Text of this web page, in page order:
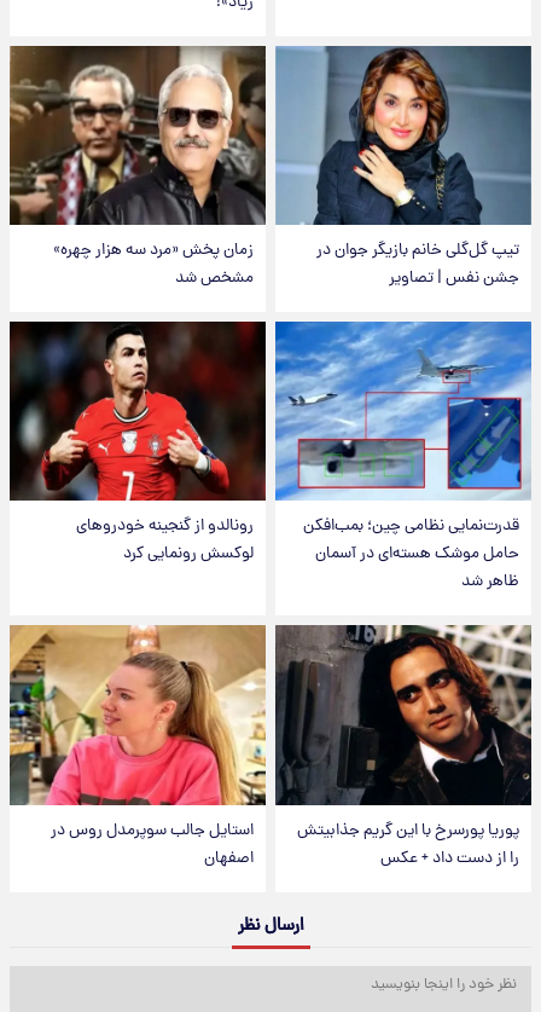
تیپ گل‌گلی خانم بازیگر جوان در
جشن نفس | تصاویر
زمان پخش «مرد سه هزار چهره»
مشخص شد
قدرت‌نمایی نظامی چین؛ بمب‌افکن
حامل موشک هسته‌ای در آسمان
ظاهر شد
رونالدو از گنجینه خودروهای
لوکسش رونمایی کرد
پوریا پورسرخ با این گریم جذابیتش
را از دست داد + عکس
استایل جالب سوپرمدل روس در
اصفهان
ارسال نظر